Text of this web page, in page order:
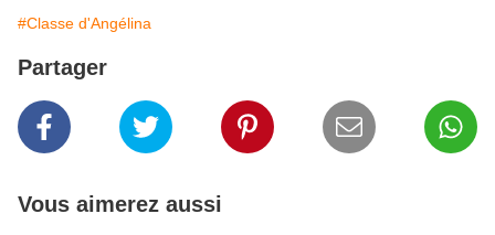
#Classe d'Angélina
Partager
Vous aimerez aussi